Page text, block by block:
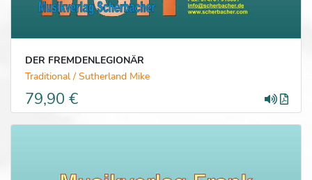
DER FREMDENLEGIONÄR
Traditional / Sutherland Mike
79,90 €